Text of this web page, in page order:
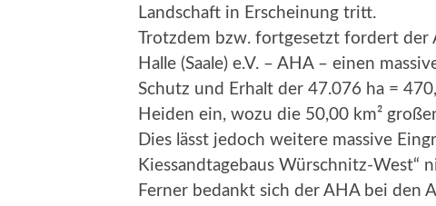
Landschaft in Erscheinung tritt.
Trotzdem bzw. fortgesetzt fordert der
Halle (Saale) e.V. – AHA – einen
Schutz und Erhalt der 47.076 ha =
Heiden ein, wozu die 50,00 km²
Dies lässt jedoch weitere massive
Kiessandtagebaus Würschnitz-West“
Ferner bedankt sich der AHA bei